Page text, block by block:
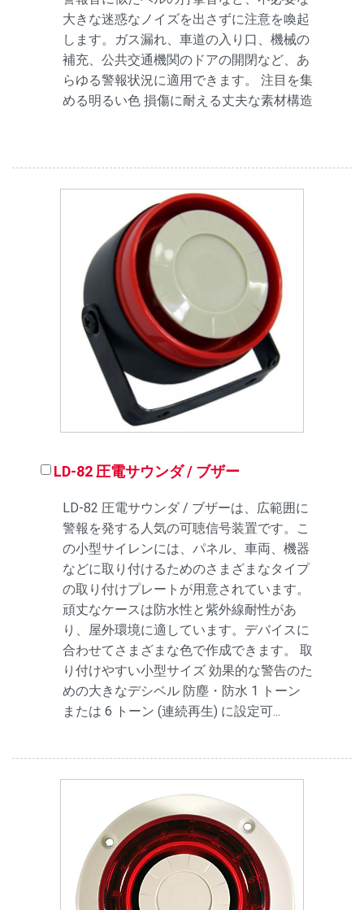
大きな迷惑なノイズを出さずに注意を喚起
します。ガス漏れ、車道の入り口、機械の
補充、公共交通機関のドアの開閉など、あ
らゆる警報状況に適用できます。 注目を集
める明るい色 損傷に耐える丈夫な素材構造
LD-82 圧電サウンダ / ブザー
LD-82 圧電サウンダ / ブザーは、広範囲に
警報を発する人気の可聴信号装置です。こ
の小型サイレンには、パネル、車両、機器
などに取り付けるためのさまざまなタイプ
の取り付けプレートが用意されています。
頑丈なケースは防水性と紫外線耐性があ
り、屋外環境に適しています。デバイスに
合わせてさまざまな色で作成できます。 取
り付けやすい小型サイズ 効果的な警告のた
めの大きなデシベル 防塵・防水 1 トーン
または 6 トーン (連続再生) に設定可...